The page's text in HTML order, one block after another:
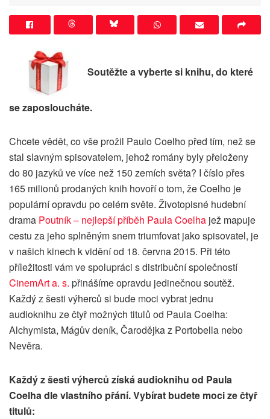
Soutěžte a vyberte si knihu, do které
se zaposloucháte.
Chcete vědět, co vše prožil Paulo Coelho před tím, než se
stal slavným spisovatelem, jehož romány byly přeloženy
do 80 jazyků ve více než 150 zemích světa? I číslo přes
165 milionů prodaných knih hovoří o tom, že Coelho je
populární opravdu po celém světe. Životopisné hudební
drama Poutník – nejlepší příběh Paula Coelha jež mapuje
cestu za jeho splněným snem triumfovat jako spisovatel, je
v našich kinech k vidění od 18. června 2015. Při této
příležitosti vám ve spolupráci s distribuční společností
CinemArt a. s. přinášíme opravdu jedinečnou soutěž.
Každý z šesti výherců si bude moci vybrat jednu
audioknihu ze čtyř možných titulů od Paula Coelha:
Alchymista, Mágův deník, Čarodějka z Portobella nebo
Nevěra.
Každý z šesti výherců získá audioknihu od Paula
Coelha dle vlastního přání. Vybírat budete moci ze čtyř
titulů: